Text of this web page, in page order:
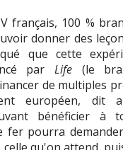
français, 100 %
donner des
que cette
par Life(le
de multiples
européen, dit
bénéficier à
pourra